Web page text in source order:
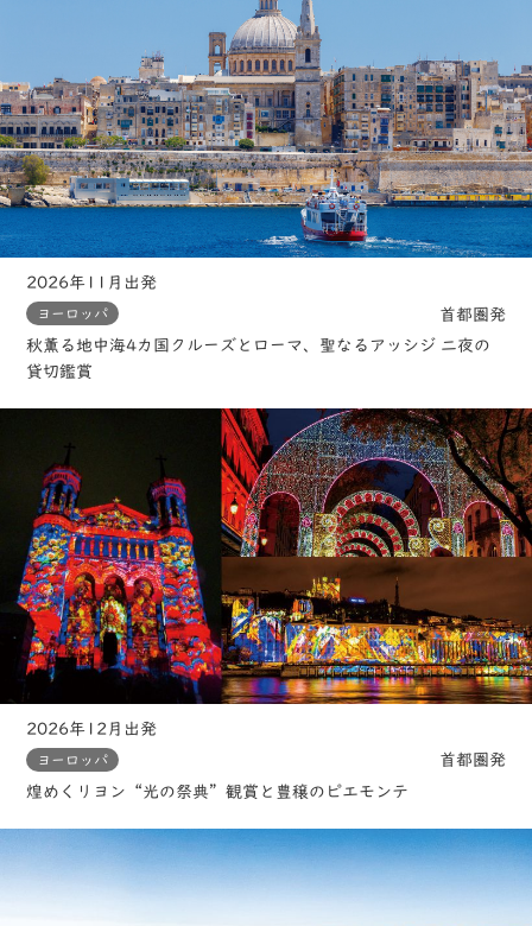
2026年11月出発
ヨーロッパ
首都圏発
秋薫る地中海4カ国クルーズとローマ、聖なるアッシジ 二夜の
貸切鑑賞
2026年12月出発
ヨーロッパ
首都圏発
煌めくリヨン“光の祭典”観賞と豊穣のピエモンテ